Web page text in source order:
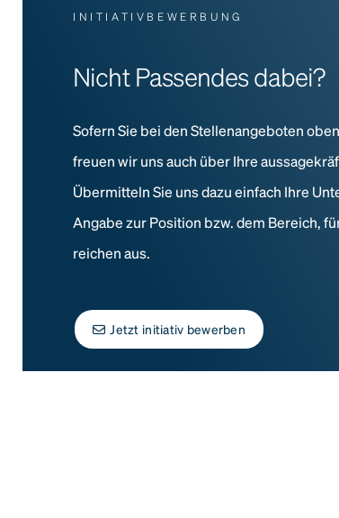
INITIATIVBEWERBUNG
Nicht Passendes dabei?
Sofern Sie bei den Stellenangeboten
freuen wir uns auch über Ihre
Übermitteln Sie uns dazu einfach Ihre
Angabe zur Position bzw. dem Bereich,
reichen aus.
Jetzt initiativ bewerben